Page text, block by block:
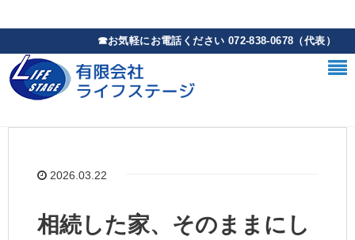
2026.03.22
相続した家、そのままにし